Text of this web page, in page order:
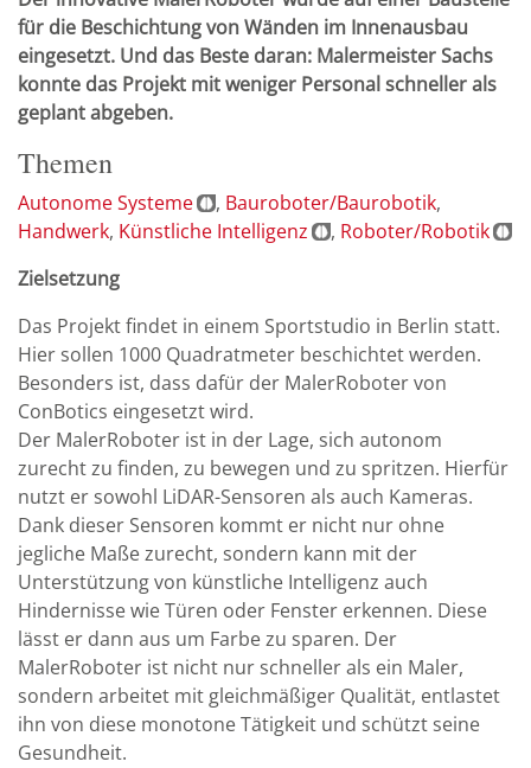
für die Beschichtung von Wänden im Innenausbau
eingesetzt. Und das Beste daran: Malermeister Sachs
konnte das Projekt mit weniger Personal schneller als
geplant abgeben.
Themen
Autonome Systeme
Bauroboter/Baurobotik
Handwerk Künstliche Intelligenz
Roboter/Robotik
Zielsetzung
Das Projekt findet in einem Sportstudio in Berlin statt.
Hier sollen 1000 Quadratmeter beschichtet werden.
Besonders ist, dass dafür der MalerRoboter von
ConBotics eingesetzt wird.
Der MalerRoboter ist in der Lage, sich autonom
zurecht zu finden, zu bewegen und zu spritzen. Hierfür
nutzt er sowohl LiDAR-Sensoren als auch Kameras.
Dank dieser Sensoren kommt er nicht nur ohne
jegliche Maße zurecht, sondern kann mit der
Unterstützung von künstliche Intelligenz auch
Hindernisse wie Türen oder Fenster erkennen. Diese
lässt er dann aus um Farbe zu sparen. Der
MalerRoboter ist nicht nur schneller als ein Maler,
sondern arbeitet mit gleichmäßiger Qualität, entlastet
ihn von diese monotone Tätigkeit und schützt seine
Gesundheit.